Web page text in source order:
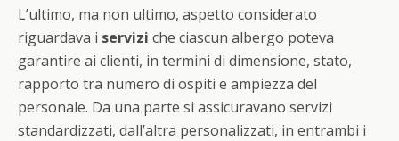
L’ultimo, ma non ultimo, aspetto considerato
riguardava i servizi che ciascun albergo poteva
garantire ai clienti, in termini di dimensione, stato,
rapporto tra numero di ospiti e ampiezza del
personale. Da una parte si assicuravano servizi
standardizzati, dall’altra personalizzati, in entrambi i